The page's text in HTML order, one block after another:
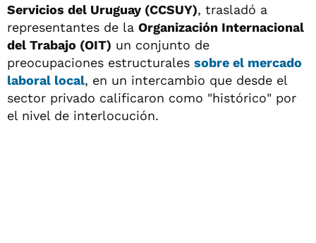
Servicios del Uruguay (CCSUY), trasladó a
representantes de la Organización Internacional
del Trabajo (OIT) un conjunto de
preocupaciones estructurales sobre el mercado
laboral local, en un intercambio que desde el
sector privado calificaron como "histórico" por
el nivel de interlocución.